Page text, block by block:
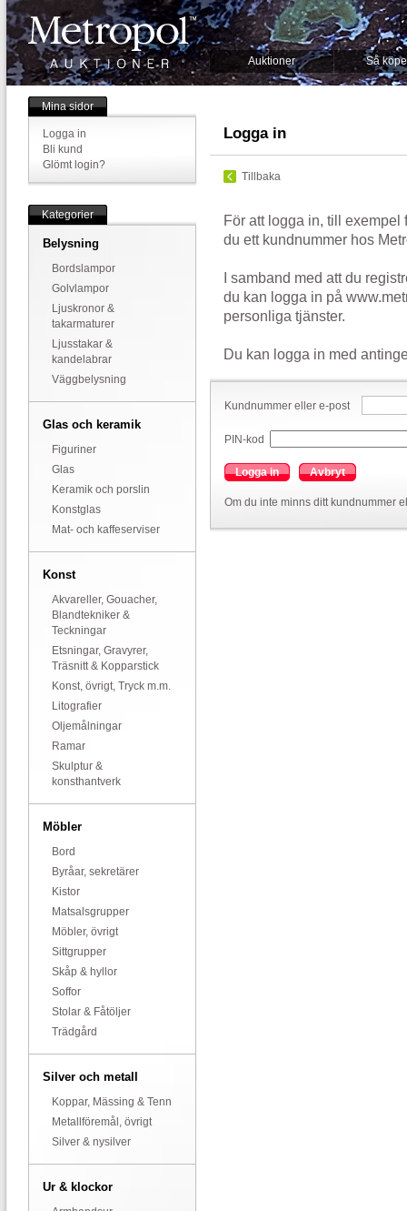
Auktioner Så
Mina sidor
Logga in
Bli kund
Glömt login?
Kategorier
Belysning
Bordslampor
Golvlampor
Ljuskronor &
takarmaturer
Ljusstakar &
kandelabrar
Väggbelysning
Glas och keramik
Figuriner
Glas
Keramik och porslin
Konstglas
Mat- och kaffeserviser
Konst
Akvareller, Gouacher,
Blandtekniker &
Teckningar
Etsningar, Gravyrer,
Träsnitt & Kopparstick
Konst, övrigt, Tryck m.m.
Litografier
Oljemålningar
Ramar
Skulptur &
konsthantverk
Möbler
Bord
Byråar, sekretärer
Kistor
Matsalsgrupper
Möbler, övrigt
Sittgrupper
Skåp & hyllor
Soffor
Stolar & Fåtöljer
Trädgård
Silver och metall
Koppar, Mässing & Tenn
Metallföremål, övrigt
Silver & nysilver
Ur & klockor
Logga in
Tillbaka
För att logga in, till exempel
du ett kundnummer hos
I samband med att du
du kan logga in på
personliga tjänster.
Du kan logga in med
Kundnummer eller e-post
PIN-kod
Logga in Avbryt
Om du inte minns ditt kundnummer